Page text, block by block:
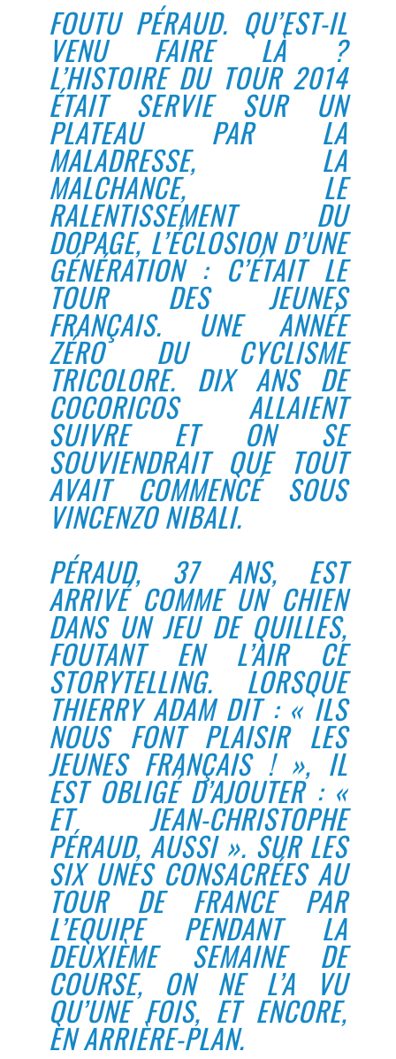
FOUTU PÉRAUD. QU’EST-IL
VENU FAIRE LÀ ?
L’HISTOIRE DU TOUR 2014
ÉTAIT SERVIE SUR UN
PLATEAU PAR LA
MALADRESSE, LA
MALCHANCE, LE
RALENTISSEMENT DU
DOPAGE, L’ÉCLOSION D’UNE
GÉNÉRATION : C’ÉTAIT LE
TOUR DES JEUNES
FRANÇAIS. UNE ANNÉE
ZÉRO DU CYCLISME
TRICOLORE. DIX ANS DE
COCORICOS ALLAIENT
SUIVRE ET ON SE
SOUVIENDRAIT QUE TOUT
AVAIT COMMENCÉ SOUS
VINCENZO NIBALI.
PÉRAUD, 37 ANS, EST
ARRIVÉ COMME UN CHIEN
DANS UN JEU DE QUILLES,
FOUTANT EN L’AIR CE
STORYTELLING. LORSQUE
THIERRY ADAM DIT : « ILS
NOUS FONT PLAISIR LES
JEUNES FRANÇAIS ! », IL
EST OBLIGÉ D’AJOUTER : «
ET JEAN-CHRISTOPHE
PÉRAUD, AUSSI ». SUR LES
SIX UNES CONSACRÉES AU
TOUR DE FRANCE PAR
L’EQUIPE PENDANT LA
DEUXIÈME SEMAINE DE
COURSE, ON NE L’A VU
QU’UNE FOIS, ET ENCORE,
EN ARRIÈRE-PLAN.